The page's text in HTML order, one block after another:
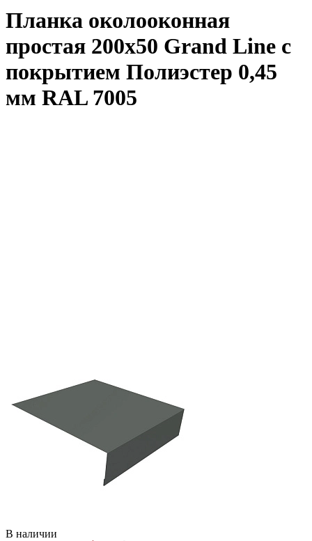
Планка околооконная
простая 200x50 Grand Line с
покрытием Полиэстер 0,45
мм RAL 7005
В наличии